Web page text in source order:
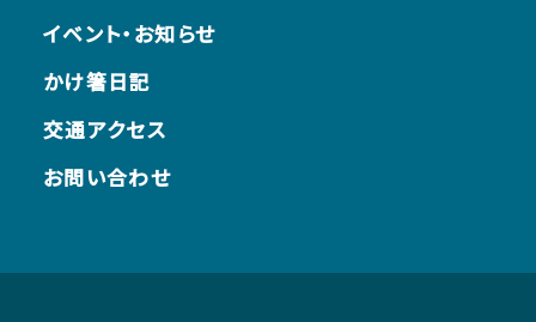
イベント・お知らせ
かけ箸日記
交通アクセス
お問い合わせ